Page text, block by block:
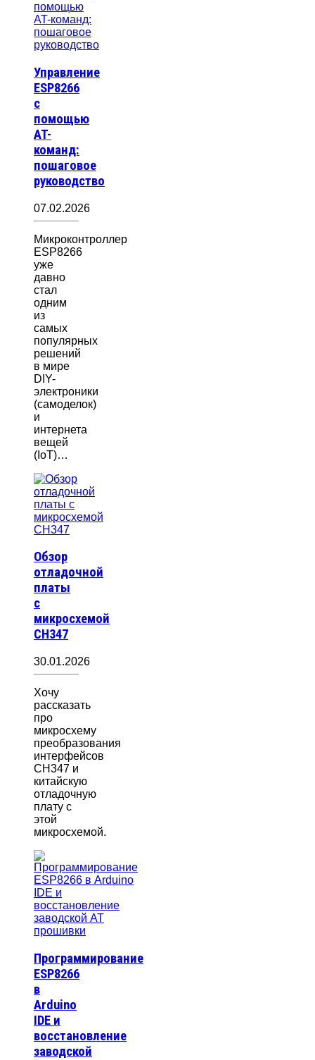
Управление
ESP8266
с
помощью
AT-
команд:
пошаговое
руководство
07.02.2026
Микроконтроллер
ESP8266
уже
давно
стал
одним
из
самых
популярных
решений
в мире
DIY-
электроники
(самоделок)
и
интернета
вещей
(IoT)…
Обзор
отладочной
платы
с
микросхемой
CH347
30.01.2026
Хочу
рассказать
про
микросхему
преобразования
интерфейсов
CH347 и
китайскую
отладочную
плату с
этой
микросхемой.
Программирование
ESP8266
в
Arduino
IDE и
восстановление
заводской